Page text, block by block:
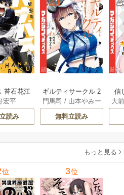
苔石花江
論 7巻
宏平
読み
ギルティサークル 2
1巻
門馬司 / 山本やみー
無料立読み
信
に
の
れ
メ
大
もっと見る
位 3位